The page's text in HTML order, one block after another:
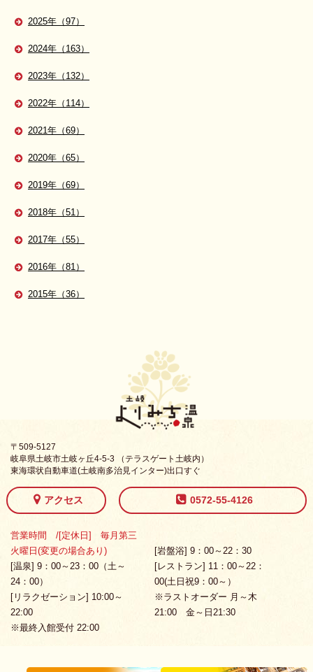
2025年（97）
2024年（163）
2023年（132）
2022年（114）
2021年（69）
2020年（65）
2019年（69）
2018年（51）
2017年（55）
2016年（81）
2015年（36）
〒509-5127
岐阜県土岐市土岐ヶ丘4-5-3 （テラスゲート土岐内）
東海環状自動車道(土岐南多治見インター)出口すぐ
アクセス 0572-55-4126
営業時間 /[定休日] 毎月第三
火曜日(変更の場合あり)
[温泉] 9：00～23：00（土～
24：00）
[リラクゼーション] 10:00～
22:00
※最終入館受付 22:00
[岩盤浴] 9：00～22：30
[レストラン] 11：00～22：
00(土日祝9：00～）
※ラストオーダー 月～木
21:00 金～日21:30